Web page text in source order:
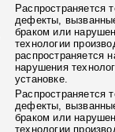
Распространяется
дефекты,
браком или
технологии
распространяется
нарушения
установке.
Распространяется
дефекты,
браком или
технологии